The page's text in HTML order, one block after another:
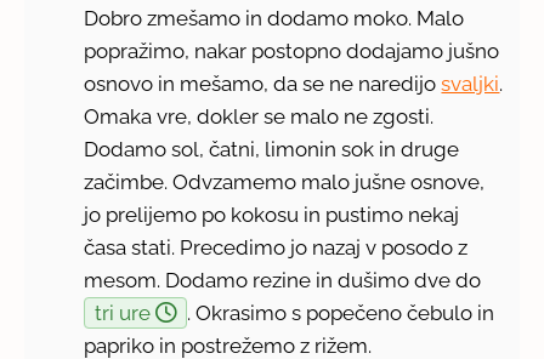
Dobro zmešamo in dodamo moko. Malo
popražimo, nakar postopno dodajamo jušno
osnovo in mešamo, da se ne naredijosvaljki.
Omaka vre, dokler se malo ne zgosti.
Dodamo sol, čatni, limonin sok in druge
začimbe. Odvzamemo malo jušne osnove,
jo prelijemo po kokosu in pustimo nekaj
časa stati. Precedimo jo nazaj v posodo z
mesom. Dodamo rezine in dušimo dve do
tri ure
. Okrasimo s popečeno čebulo in
papriko in postrežemo z rižem.